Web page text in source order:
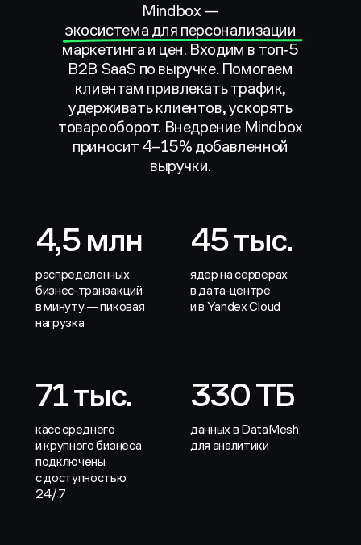
Mindbox —
экосистема для персонализации
маркетинга и цен. Входим в топ‑5
B2B SaaS по выручке. Помогаем
клиентам привлекать трафик,
удерживать клиентов, ускорять
товарооборот. Внедрение Mindbox
приносит 4–15% добавленной
выручки.
4,5 млн
распределенных
бизнес‑транзакций
в минуту — пиковая
нагрузка
45 тыс.
ядер на серверах
в дата‑центре
и в Yandex Cloud
71 тыс.
касс среднего
и крупного бизнеса
подключены
с доступностью
24/7
330 ТБ
данных в DataMesh
для аналитики